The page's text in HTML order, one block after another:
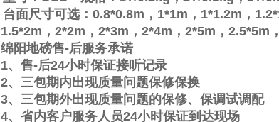
台面尺寸可选： 0.8*0.8m ， 1*1m ， 1*1.2m ，
1.5*2m ， 2*2m ， 2*3m ， 2*4m ， 2*5m ， 2.5*5m ，
绵阳地磅售-后服务承诺
1、售-后24小时保证接听记录
2、三包期内出现质量问题保修保换
3、三包期外出现质量问题的保修、保调试调配
4、省内客户服务人员24小时保证到达现场